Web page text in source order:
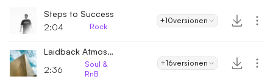
Steps to Success
2:04
Rock
+10versionen
Laidback Atmosphere
2:36
Soul &
RnB
+16versionen